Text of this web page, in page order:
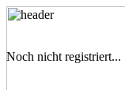
Noch nicht registriert...